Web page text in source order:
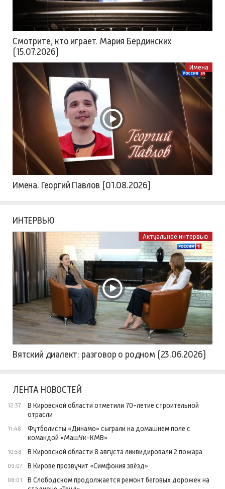
Смотрите, кто играет. Мария Бердинских
(15.07.2026)
Имена
Имена. Георгий Павлов (01.08.2026)
ИНТЕРВЬЮ
Актуальное интервью
Вятский диалект: разговор о родном (23.06.2026)
ЛЕНТА НОВОСТЕЙ
12:37
В Кировской области отметили 70-летие строительной
отрасли
11:48
Футболисты «Динамо» сыграли на домашнем поле с
командой «МашУк-КМВ»
10:58 В Кировской области 8 августа ликвидировали 2 пожара
09:07 В Кирове прозвучит «Симфония звёзд»
08:01
В Слободском продолжается ремонт беговых дорожек на